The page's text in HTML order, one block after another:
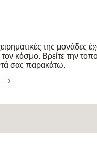
της μονάδες
κόσμο. Βρείτε την
σας παρακάτω.